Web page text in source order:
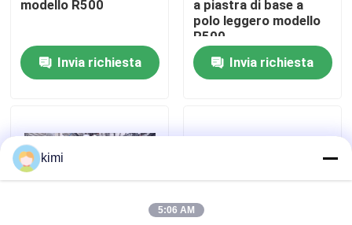
Notizie
Chiedi un preventivo
freno della pressa idraulica di CNC
modello R500
Invia richiesta
a piastra di base a
polo leggero modello
R500
Invia richiesta
kimi
5:06 AM